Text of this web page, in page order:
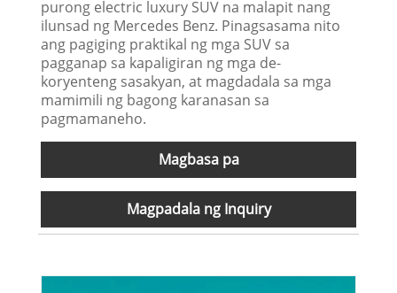
purong electric luxury SUV na malapit nang
ilunsad ng Mercedes Benz. Pinagsasama nito
ang pagiging praktikal ng mga SUV sa
pagganap sa kapaligiran ng mga de-
koryenteng sasakyan, at magdadala sa mga
mamimili ng bagong karanasan sa
pagmamaneho.
Magbasa pa
Magpadala ng Inquiry